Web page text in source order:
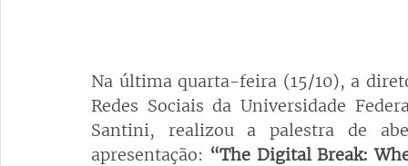
Na última quarta-feira (15/10), a
Redes Sociais da Universidade
Santini, realizou a palestra de
apresentação: “The Digital Break: